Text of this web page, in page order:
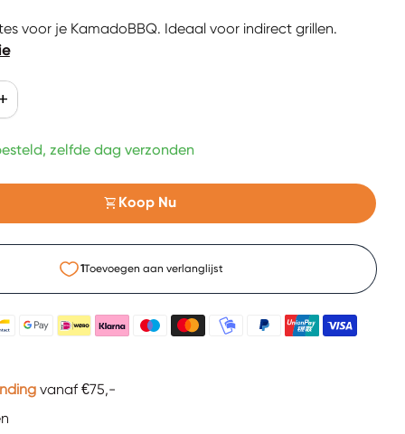
voor je KamadoBBQ. Ideaal voor indirect grillen.
voor
de aantal voor
add
zelfde dag verzonden
shopping_cart Koop Nu
1Toevoegen aan verlanglijst
vanaf €75,-